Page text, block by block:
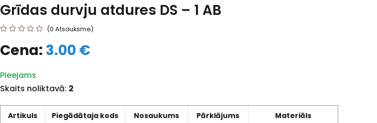
Grīdas durvju atdures DS – 1 AB
(0 Atsauksme)
Cena: 3.00 €
Pieejams
Skaits noliktavā: 2
Artikuls Piegādātaja kods Nosaukums Pārklājums Materiāls